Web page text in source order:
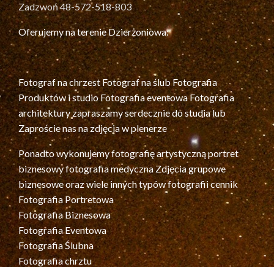
Zadzwoń 48-572-518-803
Oferujemy na terenie Dzierżoniowa:
Fotograf na chrzest Fotograf na ślub Fotografia
Produktów i studio Fotografia eventowa Fotografia
architektury zapraszamy serdecznie do studia lub
Zaproście nas na zdjęcia w plenerze
Ponadto wykonujemy fotografię artystyczną portret
biznesowy fotografia medyczna Zdjęcia grupowe
biznesowe oraz wiele innych typów fotografii cennik
Fotografia Portretowa
Fotografia Biznesowa
Fotografia Eventowa
Fotografia Ślubna
Fotografia chrztu